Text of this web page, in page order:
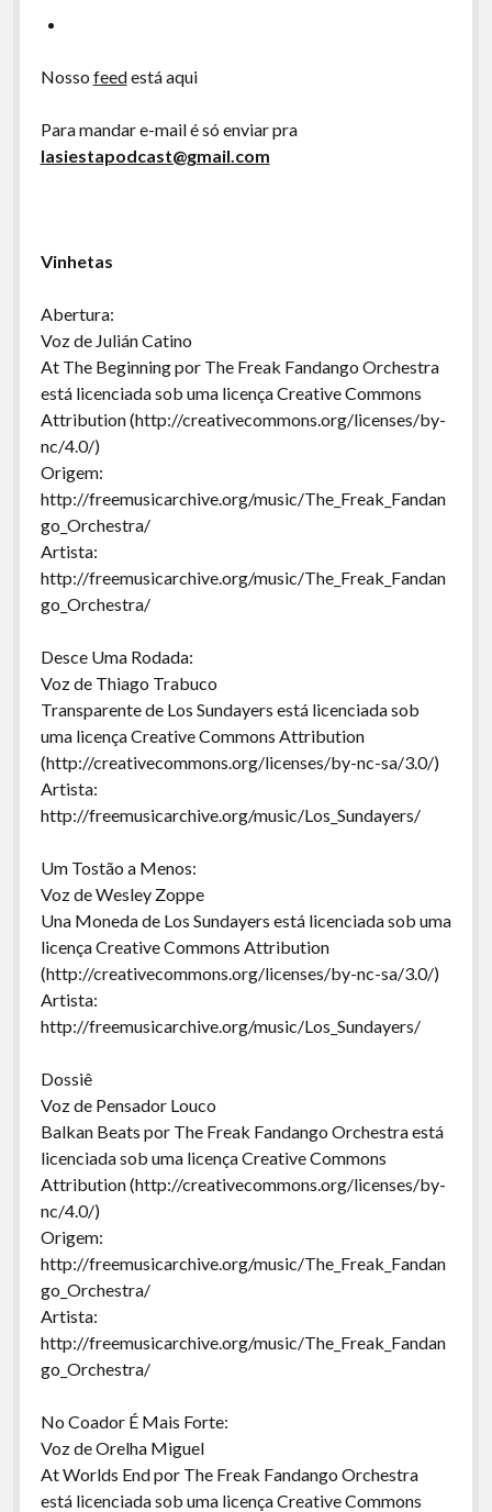
Nosso feedestá aqui
Para mandar e-mail é só enviar pra
lasiestapodcast@gmail.com
Vinhetas
Abertura:
Voz de Julián Catino
At The Beginning por The Freak Fandango Orchestra
está licenciada sob uma licença Creative Commons
Attribution (http://creativecommons.org/licenses/by-
nc/4.0/)
Origem:
http://freemusicarchive.org/music/The_Freak_Fandan
go_Orchestra/
Artista:
http://freemusicarchive.org/music/The_Freak_Fandan
go_Orchestra/
Desce Uma Rodada:
Voz de Thiago Trabuco
Transparente de Los Sundayers está licenciada sob
uma licença Creative Commons Attribution
(http://creativecommons.org/licenses/by-nc-sa/3.0/)
Artista:
http://freemusicarchive.org/music/Los_Sundayers/
Um Tostão a Menos:
Voz de Wesley Zoppe
Una Moneda de Los Sundayers está licenciada sob uma
licença Creative Commons Attribution
(http://creativecommons.org/licenses/by-nc-sa/3.0/)
Artista:
http://freemusicarchive.org/music/Los_Sundayers/
Dossiê
Voz de Pensador Louco
Balkan Beats por The Freak Fandango Orchestra está
licenciada sob uma licença Creative Commons
Attribution (http://creativecommons.org/licenses/by-
nc/4.0/)
Origem:
http://freemusicarchive.org/music/The_Freak_Fandan
go_Orchestra/
Artista:
http://freemusicarchive.org/music/The_Freak_Fandan
go_Orchestra/
No Coador É Mais Forte:
Voz de Orelha Miguel
At Worlds End por The Freak Fandango Orchestra
está licenciada sob uma licença Creative Commons